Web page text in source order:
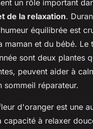
un rôle important
de la relaxation.
équilibrée est
maman et du bébé. Le
sont deux plantes
peuvent aider à
sommeil réparateur.
d'oranger est une
capacité à relaxer